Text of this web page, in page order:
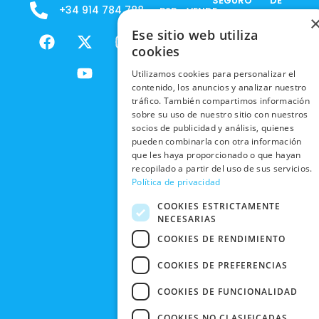
+34 914 784 788
F
a
X
-
t
w
m
Y
o
u
t
B2B - VENDE
PRODUCTOS
SOCIAL
TRABAJA
CON
NOSOTROS
NUESTRAS
TIENDAS
FRIDAY
CONTACTO
NACIONALES
INTERNACIONALES
RECOGIDA
EN TIENDA
DEVOLUCIONES
Y CAMBIOS
CANCELAR
POLÍTICAS
PRIVACIDAD
EN RRSS
POLÍTICA DE
PRIVACIDAD
CONDICIONES
DE COMPRA
Ese sitio web utiliza
cookies
Utilizamos cookies para personalizar el
contenido, los anuncios y analizar nuestro
tráfico. También compartimos información
sobre su uso de nuestro sitio con nuestros
socios de publicidad y análisis, quienes
pueden combinarla con otra información
que les haya proporcionado o que hayan
recopilado a partir del uso de sus servicios.
Política de privacidad
COOKIES ESTRICTAMENTE
NECESARIAS
COOKIES DE RENDIMIENTO
COOKIES DE PREFERENCIAS
COOKIES DE FUNCIONALIDAD